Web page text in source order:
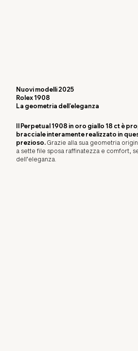
Nuovi modelli 2025
Rolex 1908
La geometria dell’eleganza
Il Perpetual 1908 in oro giallo 18 ct è
bracciale interamente realizzato in
prezioso. Grazie alla sua geometria
a sette file sposa raffinatezza e comfort,
dell’eleganza.